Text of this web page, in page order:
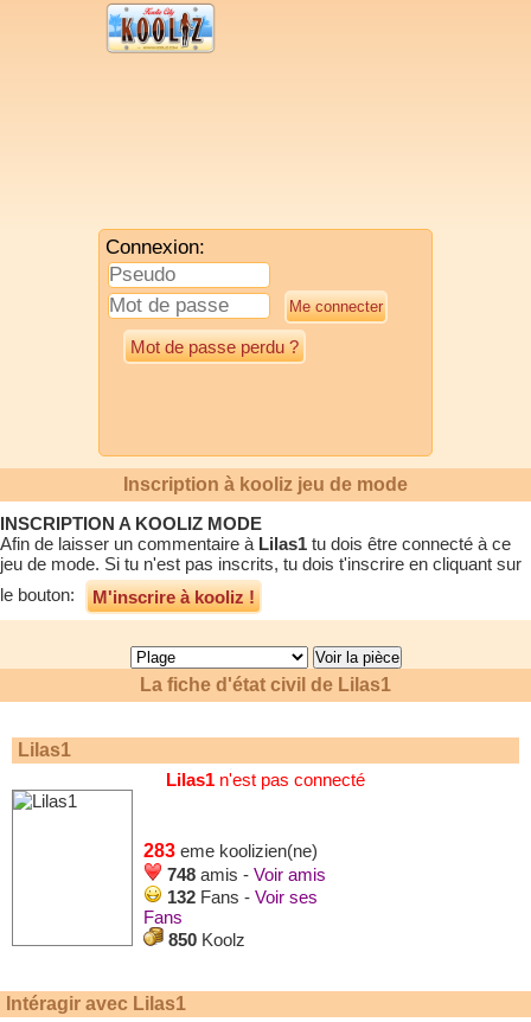
Connexion:
Mot de passe perdu ?
Inscription à kooliz jeu de mode
INSCRIPTION A KOOLIZ MODE
Afin de laisser un commentaire à Lilas1 tu dois être connecté à ce
jeu de mode. Si tu n'est pas inscrits, tu dois t'inscrire en cliquant sur
le bouton:
M'inscrire à kooliz !
La fiche d'état civil de Lilas1
Lilas1
Lilas1 n'est pas connecté
283 eme koolizien(ne)
748 amis - Voir amis
132 Fans - Voir ses
Fans
850 Koolz
Intéragir avec Lilas1